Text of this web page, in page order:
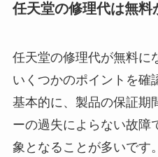
任天堂の修理代は無料
任天堂の修理代が無料に
いくつかのポイントを確
基本的に、製品の保証期
ーの過失によらない故障
象となることが多いです